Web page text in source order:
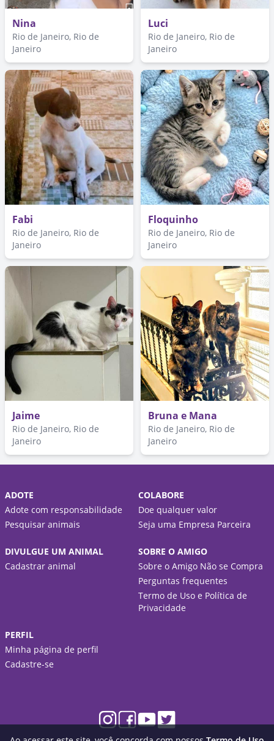
Nina
Rio de Janeiro, Rio de
Janeiro
Luci
Rio de Janeiro, Rio de
Janeiro
Fabi
Rio de Janeiro, Rio de
Janeiro
Floquinho
Rio de Janeiro, Rio de
Janeiro
Jaime
Rio de Janeiro, Rio de
Janeiro
Bruna e Mana
Rio de Janeiro, Rio de
Janeiro
ADOTE
Adote com responsabilidade
Pesquisar animais
COLABORE
Doe qualquer valor
Seja uma Empresa Parceira
DIVULGUE UM ANIMAL
Cadastrar animal
SOBRE O AMIGO
Sobre o Amigo Não se Compra
Perguntas frequentes
Termo de Uso e Política de
Privacidade
PERFIL
Minha página de perfil
Cadastre-se